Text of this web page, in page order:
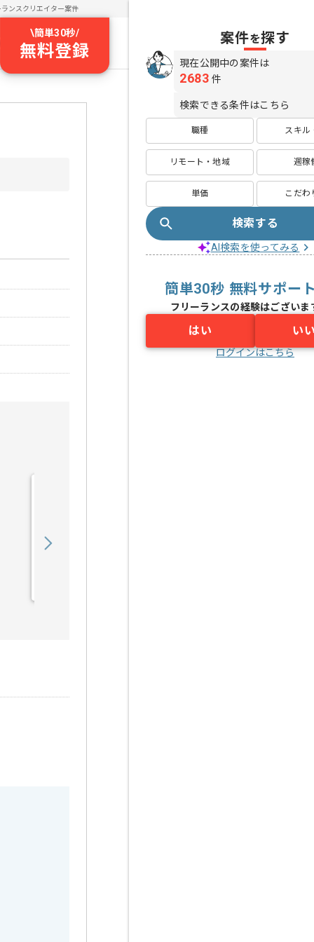
ランスクリエイター案件
\簡単30秒/
無料登録
案件を探す
現在公開中の案件は
2683 件
検索できる条件はこちら
職種 スキル
リモート・地域 週稼
単価 こだわ
検索する
AI検索を使ってみる
簡単30秒 無料サポー
フリーランスの経験はございま
はい い
ログインはこちら